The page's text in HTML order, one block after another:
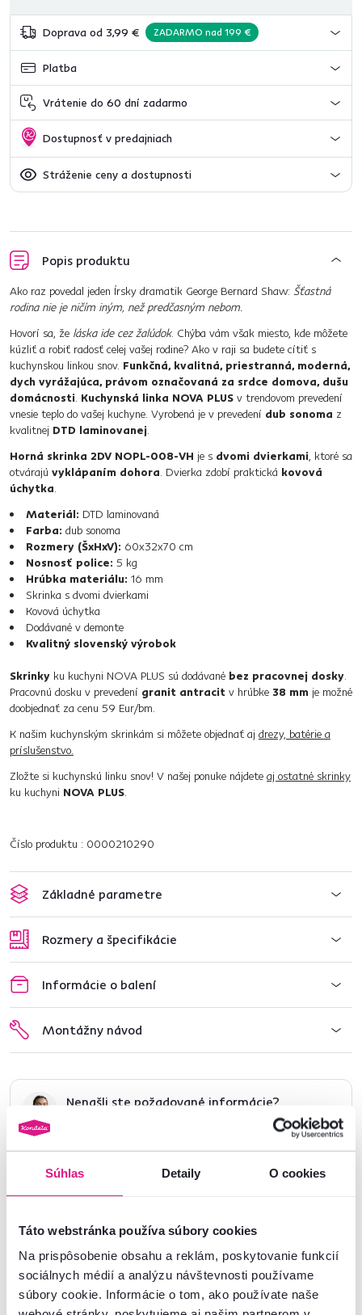
Súhlas Detaily O cookies
Táto webstránka používa súbory cookies
Na prispôsobenie obsahu a reklám, poskytovanie funkcií
sociálnych médií a analýzu návštevnosti používame
súbory cookie. Informácie o tom, ako používate naše
Doprava od 3,99 € ZADARMO nad 199 €
Platba
Vrátenie do 60 dní zadarmo
Dostupnosť v predajniach
Stráženie ceny a dostupnosti
Popis produktu
Ako raz povedal jeden Írsky dramatik George Bernard Shaw: Šťastná
rodina nie je ničím iným, než predčasným nebom.
Hovorí sa, že láska ide cez žalúdok. Chýba vám však miesto, kde môžete
kúzliť a robiť radosť celej vašej rodine? Ako v raji sa budete cítiť s
kuchynskou linkou snov. Funkčná, kvalitná, priestranná, moderná,
dych vyrážajúca, právom označovaná za srdce domova, dušu
domácnosti. Kuchynská linka NOVA PLUS v trendovom prevedení
vnesie teplo do vašej kuchyne. Vyrobená je v prevedení dub sonoma z
kvalitnej DTD laminovanej.
Horná skrinka 2DV NOPL-008-VH je s dvomi dvierkami, ktoré sa
otvárajú vyklápaním dohora. Dvierka zdobí praktická kovová
úchytka.
Materiál: DTD laminovaná
Farba: dub sonoma
Rozmery (ŠxHxV): 60x32x70 cm
Nosnosť police: 5 kg
Hrúbka materiálu: 16 mm
Skrinka s dvomi dvierkami
Kovová úchytka
Dodávané v demonte
Kvalitný slovenský výrobok
Skrinky ku kuchyni NOVA PLUS sú dodávané bez pracovnej dosky.
Pracovnú dosku v prevedení granit antracit v hrúbke 38 mm je možné
doobjednať za cenu 59 Eur/bm.
K našim kuchynským skrinkám si môžete objednať aj drezy, batérie a
príslušenstvo.
Zložte si kuchynskú linku snov! V našej ponuke nájdete aj ostatné skrinky
ku kuchyni NOVA PLUS.
Číslo produktu : 0000210290
Základné parametre
Rozmery a špecifikácie
Informácie o balení
Montážny návod
Nenašli ste požadované informácie?
02/ 40 100 100 Spustiť chat
Podobné produkty